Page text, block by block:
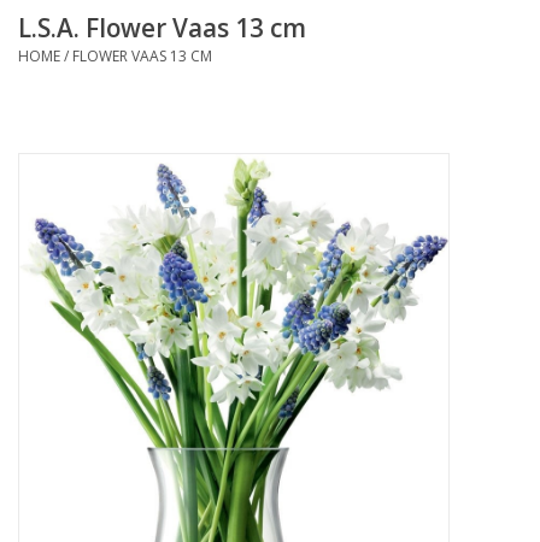
Karaffen
Cadeaus
Koffie & Thee
Bar & Wijn
L.S.A. Flower Vaas 13 cm
HOME/ FLOWER VAAS 13 CM